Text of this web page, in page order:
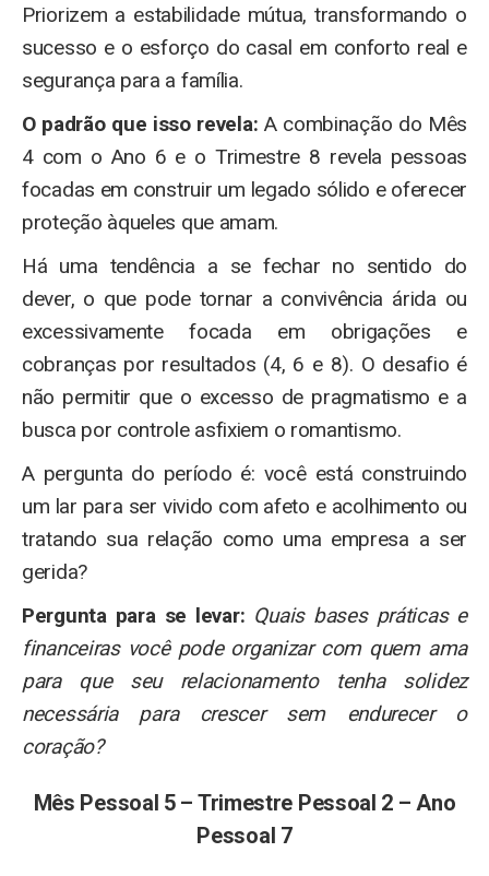
Priorizem a estabilidade mútua, transformando o
sucesso e o esforço do casal em conforto real e
segurança para a família.
O padrão que isso revela: A combinação do Mês
4 com o Ano 6 e o Trimestre 8 revela pessoas
focadas em construir um legado sólido e oferecer
proteção àqueles que amam.
Há uma tendência a se fechar no sentido do
dever, o que pode tornar a convivência árida ou
excessivamente focada em obrigações e
cobranças por resultados (4, 6 e 8). O desafio é
não permitir que o excesso de pragmatismo e a
busca por controle asfixiem o romantismo.
A pergunta do período é: você está construindo
um lar para ser vivido com afeto e acolhimento ou
tratando sua relação como uma empresa a ser
gerida?
Pergunta para se levar: Quais bases práticas e
financeiras você pode organizar com quem ama
para que seu relacionamento tenha solidez
necessária para crescer sem endurecer o
coração?
Mês Pessoal 5 – Trimestre Pessoal 2 – Ano
Pessoal 7